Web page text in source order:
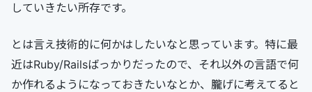
していきたい所存です。
とは言え技術的に何かはしたいなと思っています。特に最
近はRuby/Railsばっかりだったので、それ以外の言語で何
か作れるようになっておきたいなとか、朧げに考えてると